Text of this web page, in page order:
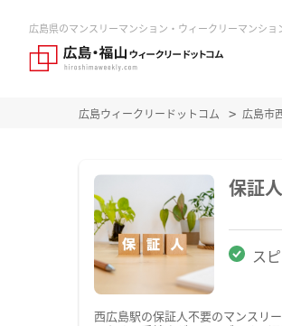
広島県のマンスリーマンション・ウィークリーマンショ
広島ウィークリードットコム 広島市
保証
ス
西広島駅の保証人不要のマンスリ